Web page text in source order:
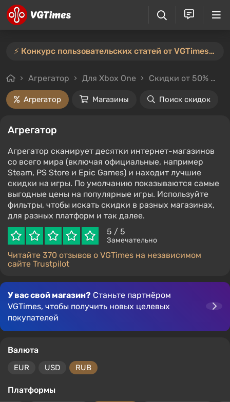
⚡️ Конкурс пользовательских статей от VGTimes продлён — участвуйте тут ⚡️
Агрегатор Для Xbox One Скидки от 50%
Агрегатор Магазины Поиск скидок
Агрегатор
Агрегатор сканирует десятки интернет-магазинов
со всего мира (включая официальные, например
Steam, PS Store и Epic Games) и находит лучшие
скидки на игры. По умолчанию показываются самые
выгодные цены на популярные игры. Используйте
фильтры, чтобы искать скидки в разных магазинах,
для разных платформ и так далее.
5 / 5
Замечательно
Читайте 370 отзывов о VGTimes на независимом
сайте Trustpilot
У вас свой магазин? Станьте партнёром
VGTimes, чтобы получить новых целевых
покупателей
Валюта
EUR USD RUB
Платформы